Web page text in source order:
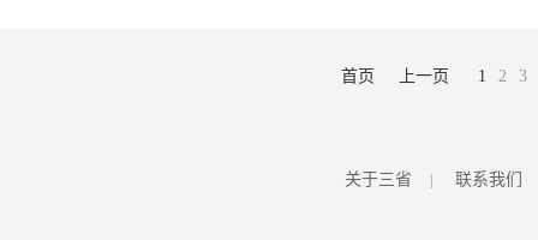
首页 上一页 1 2 3
关于三省 | 联系我们